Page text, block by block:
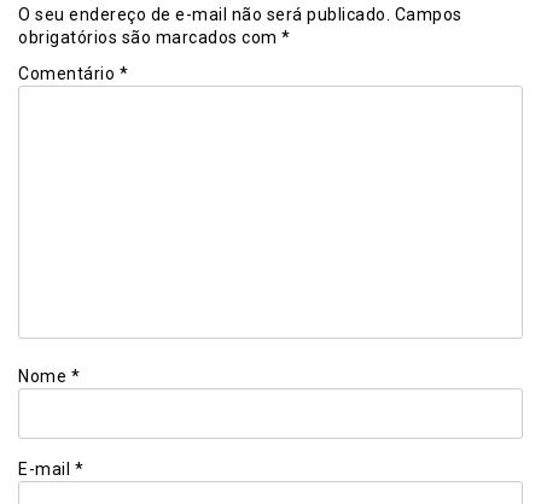
O seu endereço de e-mail não será publicado. Campos
obrigatórios são marcados com *
Comentário *
Nome *
E-mail *